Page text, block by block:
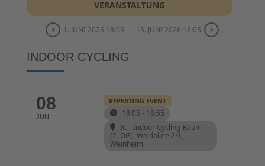
VERANSTALTUNG
1. JUNI 2026 18:05 15. JUNI 2026 18:05
INDOOR CYCLING
08
JUN.
REPEATING EVENT
18:05 - 18:55
IC - Indoor Cycling-Raum
(2. OG), Waidallee 2/1,
Weinheim